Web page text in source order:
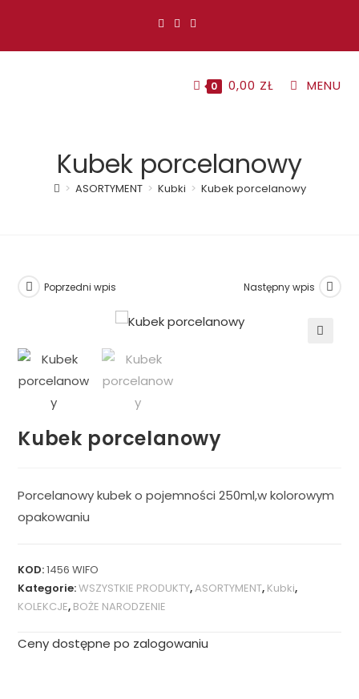
0 0,00 ZŁ MENU
Kubek porcelanowy
> ASORTYMENT > Kubki > Kubek porcelanowy
Poprzedni wpis Następny wpis
Kubek porcelanowy
Porcelanowy kubek o pojemności 250ml,w kolorowym
opakowaniu
KOD:1456 WIFO
Kategorie:WSZYSTKIE PRODUKTY,ASORTYMENT, Kubki,
KOLEKCJE, BOŻE NARODZENIE
Ceny dostępne po zalogowaniu